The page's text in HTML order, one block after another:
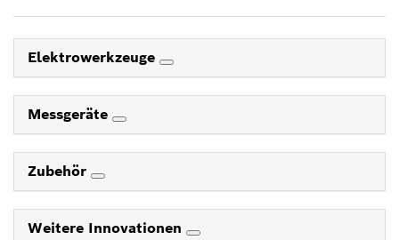
Elektrowerkzeuge
Messgeräte
Zubehör
Weitere Innovationen